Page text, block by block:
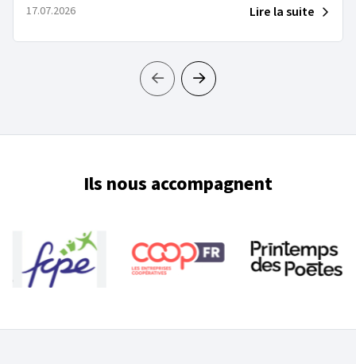
17.07.2026 Lire la suite
Ils nous accompagnent